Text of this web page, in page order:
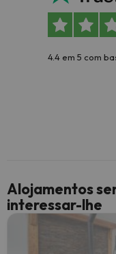
4.4 em 5 com
Alojamentos
interessar-lhe